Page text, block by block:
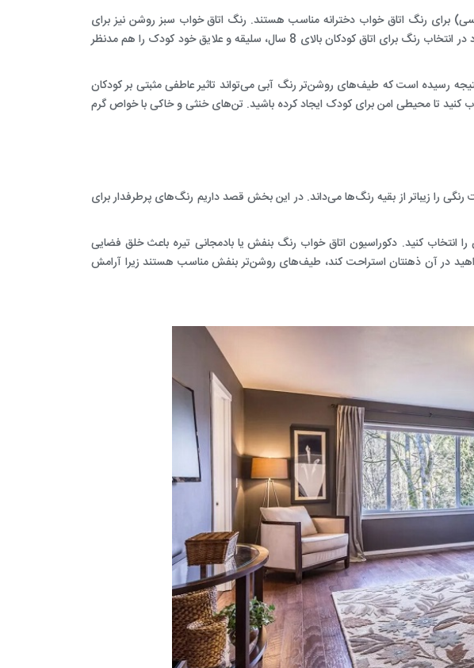
برای رنگ اتاق خواب دخترانهمناسب هستند. رنگ اتاق خواب سبز‌ روشن نیز برای
ارتقای سلامت و افزایش تمرکز یادگیری تاثیرگذار است. همچنین در نظر داشته باشید توصیه می‌شود در انتخاب رنگ برای اتاق کودکان بالای 8 سال، سلیقه و علایق خود کودک را هم مدنظر
رسیده است که طیف‌های روشن‌تر رنگ آبی می‌تواند تاثیر عاطفی مثبتی بر کودکان
کنید تا محیطی امن برای کودک ایجاد کرده باشید. تن‌های خنثی و خاکی با خواص گرم
را زیباتر از بقیه رنگ‌ها می‌داند. در این بخش قصد داریم رنگ‌های پرطرفدار برای
انتخاب کنید. دکوراسیون اتاق خواب رنگ بنفش یا بادمجانی تیره باعث خلق فضایی
در آن ذهنتان استراحت کند، طیف‌های روشن‌تر بنفش مناسب‌ هستند زیرا آرامش‌‌